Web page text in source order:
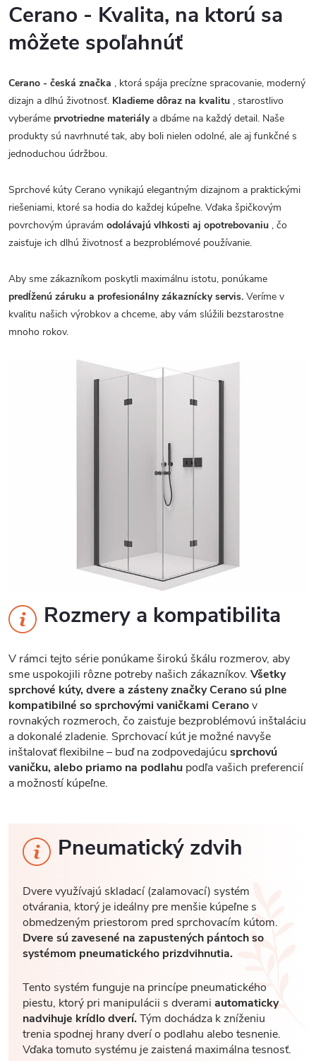
Cerano - Kvalita, na ktorú sa
môžete spoľahnúť
Cerano - česká značka , ktorá spája precízne spracovanie, moderný
dizajn a dlhú životnosť. Kladieme dôraz na kvalitu , starostlivo
vyberáme prvotriedne materiálya dbáme na každý detail. Naše
produkty sú navrhnuté tak, aby boli nielen odolné, ale aj funkčné s
jednoduchou údržbou.
Sprchové kúty Cerano vynikajú elegantným dizajnom a praktickými
riešeniami, ktoré sa hodia do každej kúpeľne. Vďaka špičkovým
povrchovým úpravám odolávajú vlhkosti aj opotrebovaniu , čo
zaisťuje ich dlhú životnosť a bezproblémové používanie.
Aby sme zákazníkom poskytli maximálnu istotu, ponúkame
predĺženú záruku a profesionálny zákaznícky servis. Veríme v
kvalitu našich výrobkov a chceme, aby vám slúžili bezstarostne
mnoho rokov.
Rozmery a kompatibilita
V rámci tejto série ponúkame širokú škálu rozmerov, aby
sme uspokojili rôzne potreby našich zákazníkov. Všetky
sprchové kúty, dvere a zásteny značky Cerano sú plne
kompatibilné so sprchovými vaničkami Ceranov
rovnakých rozmeroch, čo zaisťuje bezproblémovú inštaláciu
a dokonalé zladenie. Sprchovací kút je možné navyše
inštalovať flexibilne – buď na zodpovedajúcu sprchovú
vaničku, alebo priamo na podlahu podľa vašich preferencií
a možností kúpeľne.
Pneumatický zdvih
Dvere využívajú skladací (zalamovací) systém
otvárania, ktorý je ideálny pre menšie kúpeľne s
obmedzeným priestorom pred sprchovacím kútom.
Dvere sú zavesené na zapustených pántoch so
systémom pneumatického prizdvihnutia.
Tento systém funguje na princípe pneumatického
piestu, ktorý pri manipulácii s dverami automaticky
nadvihuje krídlo dverí.Tým dochádza k zníženiu
trenia spodnej hrany dverí o podlahu alebo tesnenie.
Vďaka tomuto systému je zaistená maximálna tesnosť.